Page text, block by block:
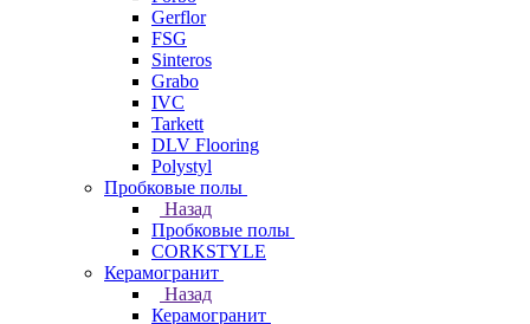
Gerflor
FSG
Sinteros
Grabo
IVC
Tarkett
DLV Flooring
Polystyl
Пробковые полы
Назад
Пробковые полы
CORKSTYLE
Керамогранит
Назад
Керамогранит